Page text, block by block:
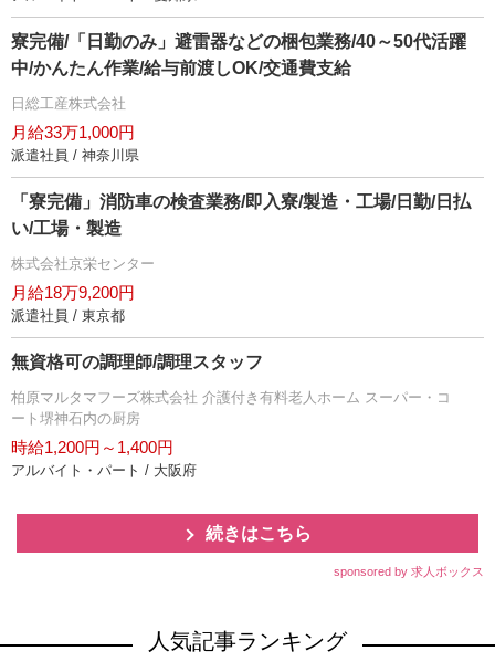
寮完備/「日勤のみ」避雷器などの梱包業務/40～50代活躍
中/かんたん作業/給与前渡しOK/交通費支給
日総工産株式会社
月給33万1,000円
派遣社員 / 神奈川県
「寮完備」消防車の検査業務/即入寮/製造・工場/日勤/日払
い/工場・製造
株式会社京栄センター
月給18万9,200円
派遣社員 / 東京都
無資格可の調理師/調理スタッフ
柏原マルタマフーズ株式会社 介護付き有料老人ホーム スーパー・コ
ート堺神石内の厨房
時給1,200円～1,400円
アルバイト・パート / 大阪府
続きはこちら
sponsored by 求人ボックス
人気記事ランキング